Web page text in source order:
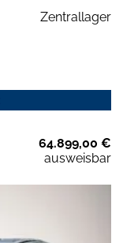
Zentrallager
64.899,00 €
ausweisbar